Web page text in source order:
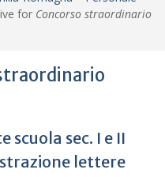
for Concorso straordinario
scuola sec. I e II
lettere